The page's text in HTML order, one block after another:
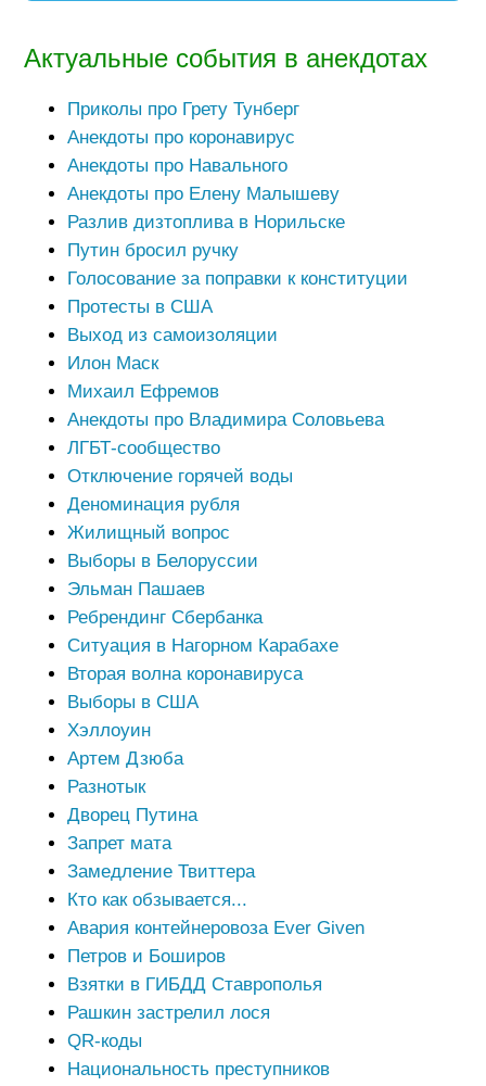
Актуальные события в анекдотах
Приколы про Грету Тунберг
Анекдоты про коронавирус
Анекдоты про Навального
Анекдоты про Елену Малышеву
Разлив дизтоплива в Норильске
Путин бросил ручку
Голосование за поправки к конституции
Протесты в США
Выход из самоизоляции
Илон Маск
Михаил Ефремов
Анекдоты про Владимира Соловьева
ЛГБТ-сообщество
Отключение горячей воды
Деноминация рубля
Жилищный вопрос
Выборы в Белоруссии
Эльман Пашаев
Ребрендинг Сбербанка
Ситуация в Нагорном Карабахе
Вторая волна коронавируса
Выборы в США
Хэллоуин
Артем Дзюба
Разнотык
Дворец Путина
Запрет мата
Замедление Твиттера
Кто как обзывается...
Авария контейнеровоза Ever Given
Петров и Боширов
Взятки в ГИБДД Ставрополья
Рашкин застрелил лося
QR-коды
Национальность преступников